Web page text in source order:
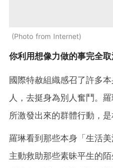
Photo from Internet
你利用想像力做的事完全
國際特赦組織感召了許多
人，去挺身為別人奮鬥。
所激發出來的群體行動，是
羅琳看到那些本身「生活
主動救助那些素昧平生的